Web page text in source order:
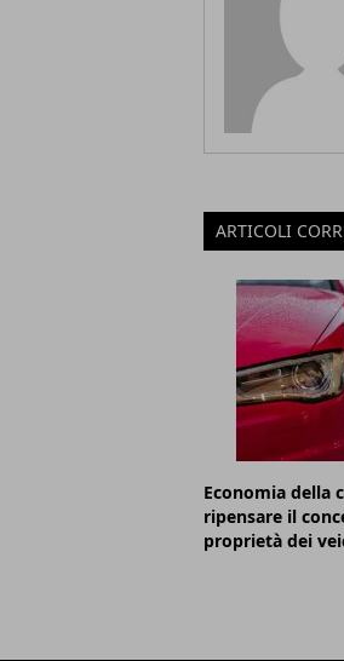
ARTICOLI
Economia della
ripensare il
proprietà dei